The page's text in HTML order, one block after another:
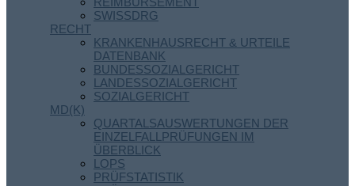
SWISSDRG
RECHT
KRANKENHAUSRECHT & URTEILE
DATENBANK
BUNDESSOZIALGERICHT
LANDESSOZIALGERICHT
SOZIALGERICHT
MD(K)
QUARTALSAUSWERTUNGEN DER
EINZELFALLPRÜFUNGEN IM
ÜBERBLICK
LOPS
PRÜFSTATISTIK